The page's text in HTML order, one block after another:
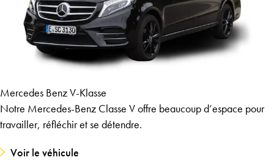
Mercedes Benz V-Klasse
Notre Mercedes-Benz Classe V offre beaucoup d’espace pour
travailler, réfléchir et se détendre.
Voir le véhicule